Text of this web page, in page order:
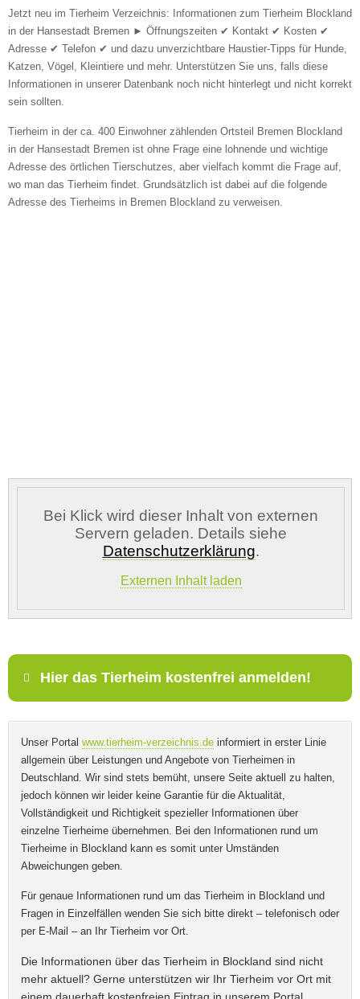
Beschreibung des Tiers*
Bild des Tiers
Kontaktdaten des Besitzers
Mit Absenden der Daten akzeptiere ich die
AGB`s.
ABSENDEN
Jetzt neu im Tierheim Verzeichnis: Informationen zum Tierheim Blockland
in der Hansestadt Bremen ► Öffnungszeiten ✔ Kontakt ✔ Kosten ✔
Adresse ✔ Telefon ✔ und dazu unverzichtbare Haustier-Tipps für Hunde,
Katzen, Vögel, Kleintiere und mehr. Unterstützen Sie uns, falls diese
Informationen in unserer Datenbank noch nicht hinterlegt und nicht korrekt
sein sollten.
Tierheim in der ca. 400 Einwohner zählenden Ortsteil Bremen Blockland
in der Hansestadt Bremen ist ohne Frage eine lohnende und wichtige
Adresse des örtlichen Tierschutzes, aber vielfach kommt die Frage auf,
wo man das Tierheim findet. Grundsätzlich ist dabei auf die folgende
Adresse des Tierheims in Bremen Blockland zu verweisen.
Bei Klick wird dieser Inhalt von externen
Servern geladen. Details siehe
Datenschutzerklärung.
Externen Inhalt laden
Hier das Tierheim kostenfrei anmelden!
Name*
E-Mail*
Name des Tierheims *
Unser Portal www.tierheim-verzeichnis.de informiert in erster Linie
allgemein über Leistungen und Angebote von Tierheimen in
Deutschland. Wir sind stets bemüht, unsere Seite aktuell zu halten,
jedoch können wir leider keine Garantie für die Aktualität,
Vollständigkeit und Richtigkeit spezieller Informationen über
einzelne Tierheime übernehmen. Bei den Informationen rund um
Tierheime in Blockland kann es somit unter Umständen
Abweichungen geben.
Für genaue Informationen rund um das Tierheim in Blockland und
Fragen in Einzelfällen wenden Sie sich bitte direkt – telefonisch oder
per E-Mail – an Ihr Tierheim vor Ort.
Die Informationen über das Tierheim in Blockland sind nicht
mehr aktuell? Gerne unterstützen wir Ihr Tierheim vor Ort mit